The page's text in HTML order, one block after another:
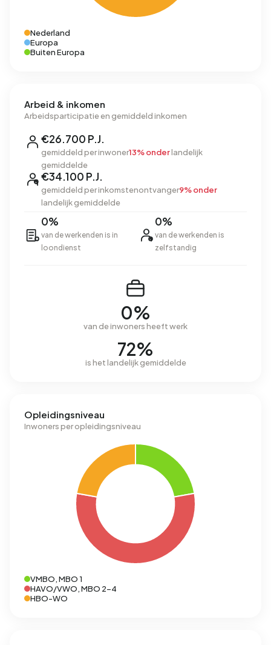
Nederland
Europa
Buiten Europa
Arbeid & inkomen
Arbeidsparticipatie en gemiddeld inkomen
€26.700 P.J.
gemiddeld per inwoner13% onderlandelijk
gemiddelde
€34.100 P.J.
gemiddeld per inkomstenontvanger9% onder
landelijk gemiddelde
0%
van de werkenden is in
loondienst
0%
van de werkenden is
zelfstandig
0%
van de inwoners heeft werk
72%
is het landelijk gemiddelde
Opleidingsniveau
Inwoners per opleidingsniveau
VMBO, MBO 1
HAVO/VWO, MBO 2-4
HBO-WO